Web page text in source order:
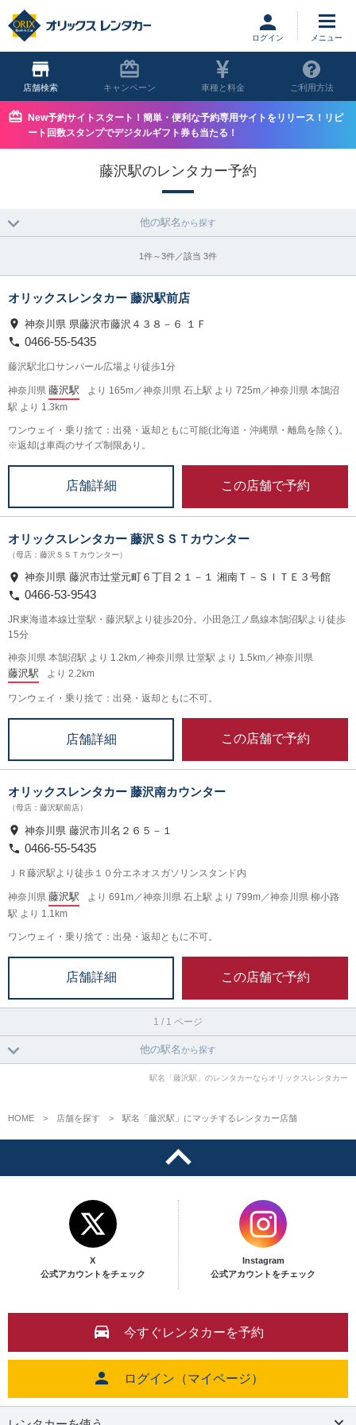
ログイン
店舗 キャンペーン 車種と料金 ご利用方法
New予約サイトスタート！簡単・便利な予約専用サイトをリリース！リピ
ート回数スタンプでデジタルギフト券も当たる！
藤沢駅のレンタカー予約
他の駅名から探す
1件～3件／該当 3件
オリックスレンタカー 藤沢駅前店
神奈川県 県藤沢市藤沢４３８－６ １Ｆ
0466-55-5435
藤沢駅北口サンパール広場より徒歩1分
神奈川県 藤沢駅
より 165m／神奈川県 石上駅 より 725m／神奈川県 本鵠沼
駅 より 1.3km
ワンウェイ・乗り捨て：出発・返却ともに可能(北海道・沖縄県・離島を除く)。
※返却は車両のサイズ制限あり。
店舗詳細 この店舗で予約
オリックスレンタカー 藤沢ＳＳＴカウンター
（母店：藤沢ＳＳＴカウンター）
神奈川県 藤沢市辻堂元町６丁目２１－１ 湘南Ｔ－ＳＩＴＥ３号館
0466-53-9543
JR東海道本線辻堂駅・藤沢駅より徒歩20分。小田急江ノ島線本鵠沼駅より徒歩
15分
神奈川県 本鵠沼駅 より 1.2km／神奈川県 辻堂駅 より 1.5km／神奈川県
藤沢駅 より 2.2km
ワンウェイ・乗り捨て：出発・返却ともに不可。
店舗詳細 この店舗で予約
オリックスレンタカー 藤沢南カウンター
（母店：藤沢駅前店）
神奈川県 藤沢市川名２６５－１
0466-55-5435
ＪＲ藤沢駅より徒歩１０分エネオスガソリンスタンド内
神奈川県 藤沢駅
より 691m／神奈川県 石上駅 より 799m／神奈川県 柳小路
駅 より 1.1km
ワンウェイ・乗り捨て：出発・返却ともに不可。
店舗詳細 この店舗で予約
1 / 1 ページ
他の駅名から探す
駅名「藤沢駅」のレンタカーならオリックスレンタカー
HOME 店舗を探す 駅名「藤沢駅」にマッチするレンタカー店舗
X
公式アカウントをチェック
Instagram
公式アカウントをチェック
今すぐレンタカーを予約
ログイン（マイページ）